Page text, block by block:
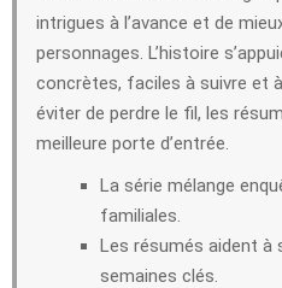
intrigues à l’avance et de
personnages. L’histoire
concrètes, faciles à suivre et
éviter de perdre le fil, les
meilleure porte d’entrée.
La série mélange
familiales.
Les résumés aident à
semaines clés.